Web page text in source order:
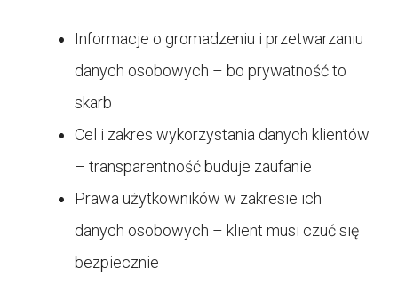
Informacje o gromadzeniu i przetwarzaniu
danych osobowych – bo prywatność to
skarb
Cel i zakres wykorzystania danych klientów
– transparentność buduje zaufanie
Prawa użytkowników w zakresie ich
danych osobowych – klient musi czuć się
bezpiecznie